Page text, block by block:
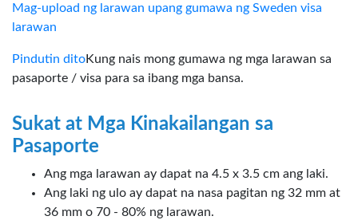
Mag-upload ng larawan upang gumawa ng Sweden visa
larawan
Pindutin ditoKung nais mong gumawa ng mga larawan sa
pasaporte / visa para sa ibang mga bansa.
Sukat at Mga Kinakailangan sa
Pasaporte
Ang mga larawan ay dapat na 4.5 x 3.5 cm ang laki.
Ang laki ng ulo ay dapat na nasa pagitan ng 32 mm at
36 mm o 70 - 80% ng larawan.